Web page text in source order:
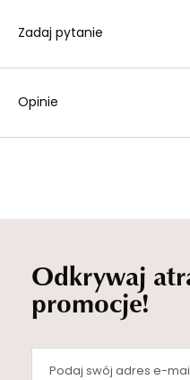
Zadaj pytanie
Opinie
Odkrywaj
promocje!
Podaj swój adres e-mail